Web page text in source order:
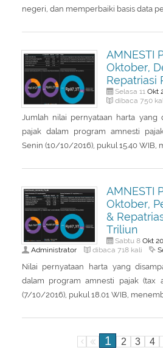
negeri, dan memperbaiki basis data
AMNESTI
Oktober,
Repatriasi
Selasa 11 Okt
dibaca 750
Jumlah nilai pernyataan harta yang
pajak dalam program amnesti
Senin (10/10/2016), pukul 15.40 WIB,
AMNESTI
Oktober,
&
Triliun
Sabtu 8 Okt
Administrator dibaca 718 kali
Nilai pernyataan harta yang
dalam program amnesti pajak (tax
(7/10/2016), pukul 18.01 WIB,
1 2 3 4